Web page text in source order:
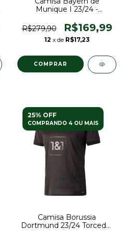
Munique I 23/24 -
- Branco
R$279,90 R$169,99
12 x de R$17,23
COMPRAR
25% OFF
COMPRANDO 4 OU MAIS
Camisa Borussia
Dortmund 23/24 Torcedor